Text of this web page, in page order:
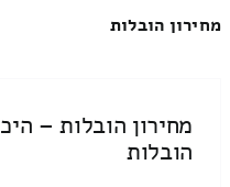
מחירון הובלות
מחירון הובלות –
הובלות